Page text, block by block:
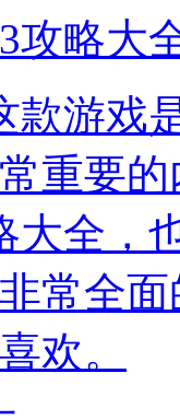
攻略大
款游戏
重要
大全，
常全
欢。